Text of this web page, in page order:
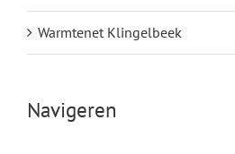
Warmtenet Klingelbeek
Navigeren